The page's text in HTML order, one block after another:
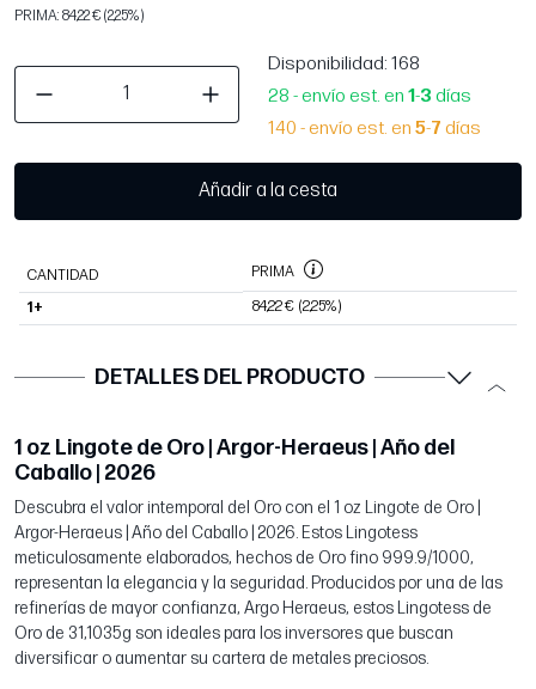
PRIMA: 84,22 € (2,25%)
Disponibilidad: 168
28 - envío est. en 1-3 días
140 - envío est. en 5-7 días
Añadir a la cesta
CANTIDAD PRIMA
1+ 84,22 € (2,25%)
DETALLES DEL PRODUCTO
1 oz Lingote de Oro | Argor-Heraeus | Año del
Caballo | 2026
Descubra el valor intemporal del Oro con el 1 oz Lingote de Oro |
Argor-Heraeus | Año del Caballo | 2026. Estos Lingotess
meticulosamente elaborados, hechos de Oro fino 999.9/1000,
representan la elegancia y la seguridad. Producidos por una de las
refinerías de mayor confianza, Argo Heraeus, estos Lingotess de
Oro de 31,1035g son ideales para los inversores que buscan
diversificar o aumentar su cartera de metales preciosos.